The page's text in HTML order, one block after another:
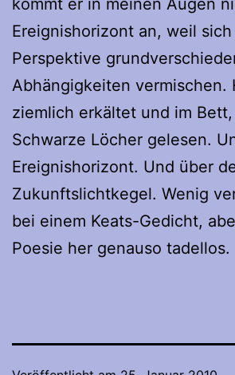
kommt er in meinen Augen
Ereignishorizont an, weil
Perspektive
Abhängigkeiten vermischen.
ziemlich erkältet und im
Schwarze Löcher gelesen.
Ereignishorizont. Und über
Zukunftslichtkegel. Wenig
bei einem Keats-Gedicht,
Poesie her genauso tadellos.